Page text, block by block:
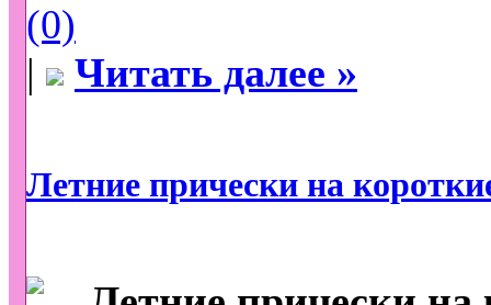
(0)
|
Читать далее »
Летние прически на